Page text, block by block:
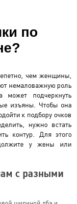
по
чем женщины,
немаловажную роль
может подчеркнуть
изъяны. Чтобы она
к подбору очков
нужно встать
контур. Для этого
у жены или
с разными